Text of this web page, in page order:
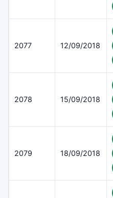
2077 12/09/2018
2078 15/09/2018
2079 18/09/2018